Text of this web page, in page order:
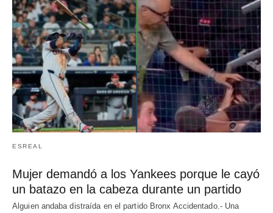
ESREAL
Mujer demandó a los Yankees porque le cayó
un batazo en la cabeza durante un partido
Alguien andaba distraída en el partido Bronx Accidentado.- Una